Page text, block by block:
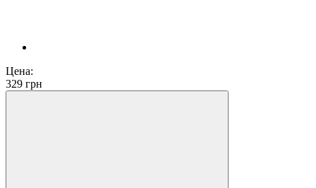
Цена:
329 грн